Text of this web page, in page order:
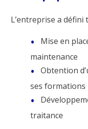
L’entreprise a défini
Mise en
maintenance
Obtention
ses formations
traitance